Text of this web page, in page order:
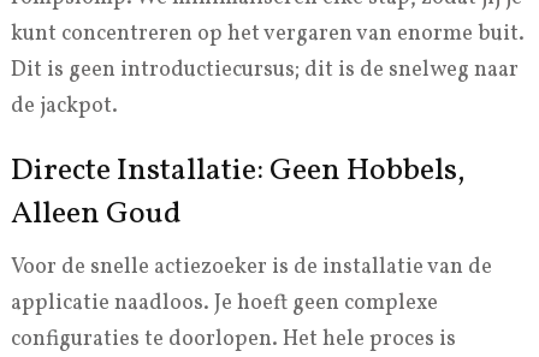
kunt concentreren op het vergaren van enorme buit.
Dit is geen introductiecursus; dit is de snelweg naar
de jackpot.
Directe Installatie: Geen Hobbels,
Alleen Goud
Voor de snelle actiezoeker is de installatie van de
applicatie naadloos. Je hoeft geen complexe
configuraties te doorlopen. Het hele proces is